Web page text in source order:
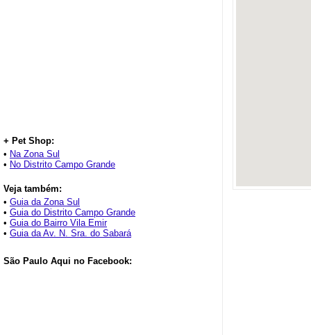
+ Pet Shop:
• Na Zona Sul
• No Distrito Campo Grande
Veja também:
• Guia da Zona Sul
• Guia do Distrito Campo Grande
• Guia do Bairro Vila Emir
• Guia da Av. N. Sra. do Sabará
São Paulo Aqui no Facebook: